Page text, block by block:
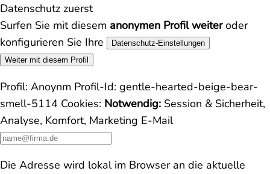
Datenschutz zuerst
Surfen Sie mit diesem anonymen Profil weiteroder
konfigurieren Sie Ihre
Datenschutz-Einstellungen
Weiter mit diesem Profil
Profil: Anoynm Profil-Id: gentle-hearted-beige-bear-
smell-5114 Cookies: Notwendig: Session & Sicherheit,
Analyse, Komfort, Marketing E-Mail
Die Adresse wird lokal im Browser an die aktuelle